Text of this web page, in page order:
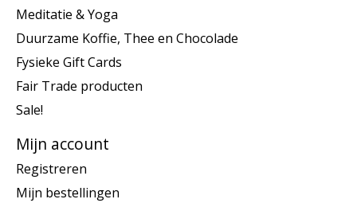
Meditatie & Yoga
Duurzame Koffie, Thee en Chocolade
Fysieke Gift Cards
Fair Trade producten
Sale!
Mijn account
Registreren
Mijn bestellingen